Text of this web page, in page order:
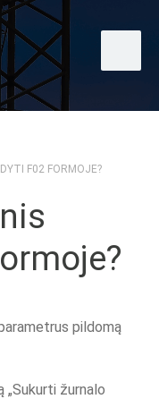
F02 FORMOJE?
pildomą
„Sukurti žurnalo